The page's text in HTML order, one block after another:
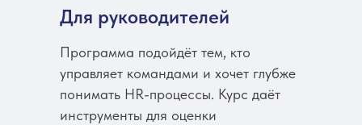
Для руководителей
Программа подойдёт тем, кто
управляет командами и хочет глубже
понимать HR-процессы. Курс даёт
инструменты для оценки